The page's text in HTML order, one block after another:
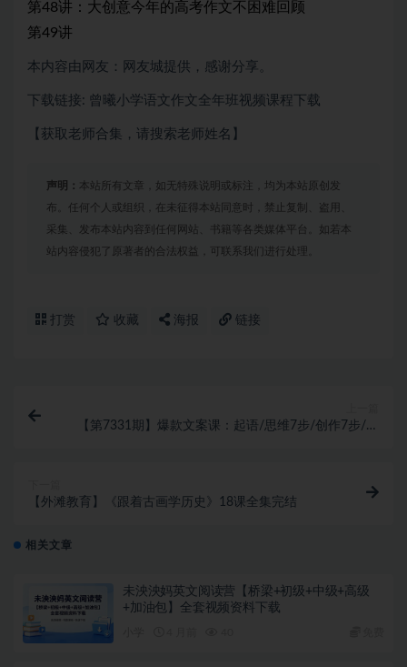
第48讲：大创意今年的高考作文不困难回顾
第49讲
本内容由网友：网友城提供，感谢分享。
下载链接: ​​​​​​​曾曦小学语文作文全年班视频课程下载
【获取老师合集，请搜索老师姓名】
声明： 本站所有文章，如无特殊说明或标注，均为本站原创发
布。任何个人或组织，在未征得本站同意时，禁止复制、盗用、
采集、发布本站内容到任何网站、书籍等各类媒体平台。如若本
站内容侵犯了原著者的合法权益，可联系我们进行处理。
打赏 收藏 海报 链接
【第7331期】爆款文案课：起语/思维7步/创作7步/案
【外滩教育】《跟着古画学历史》18课全集完结
相关文章
未泱泱妈英文阅读营【桥梁+初级+中级+高级
+加油包】全套视频资料下载